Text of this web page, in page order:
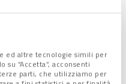
ed altre tecnologie simili per
“Accetta”, acconsenti
parti, che utilizziamo per
patrimonio pompeiano
al primo piano del